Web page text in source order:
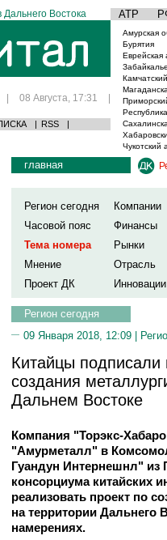
Дальнего Востока АТР
| 08 Августа, 17:31 |
| RSS |
Амурская
Бурятия
Еврейская
Чукотский
главная
Регион сегодня
Компании
Часовой пояс
Финансы
Тема номера
Рынки
Мнение
Отрасль
Проект ДК
Инновации
Регион сегодня
09 Января 2018, 12:09 |
Китайцы подписали
создания
Дальнем Востоке
Компания "Торэкс-
"Амурметалл" в
Гуандун Интернешнл" из
консорциума китайских
реализовать проект по
на территории Дальнего
намерениях.